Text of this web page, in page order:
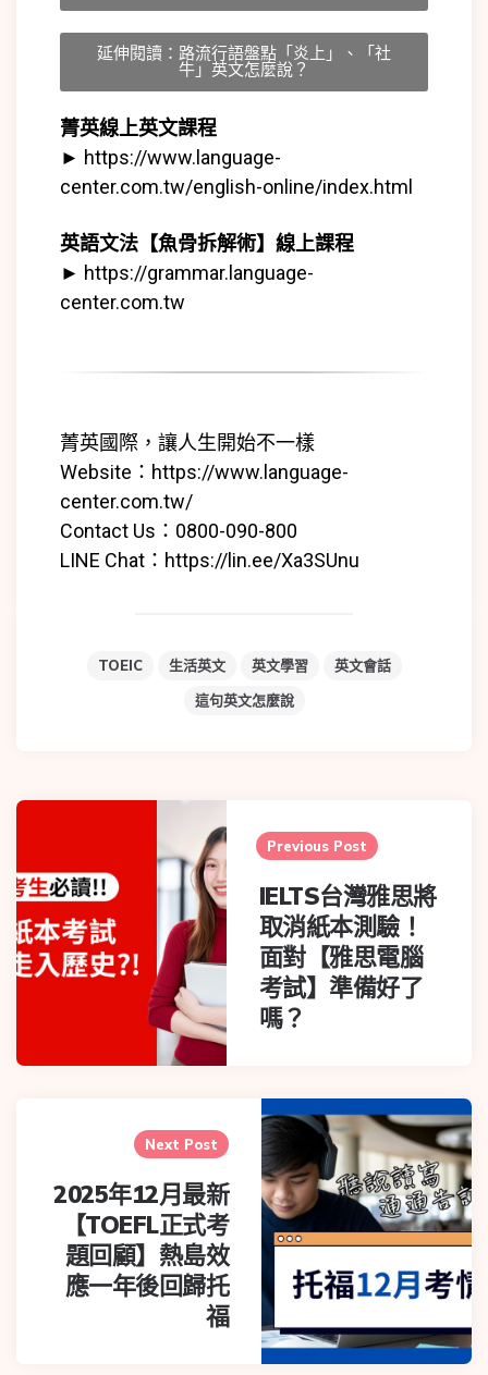
延伸閱讀：路流行語盤點「炎上」、「社
牛」英文怎麼說？
菁英線上英文課程
► https://www.language-
center.com.tw/english-online/index.html
英語文法【魚骨拆解術】線上課程
► https://grammar.language-
center.com.tw
菁英國際，讓人生開始不一樣
Website： https://www.language-
center.com.tw/
Contact Us：0800-090-800
LINE Chat： https://lin.ee/Xa3SUnu
TOEIC 生活英文 英文學習
英文會話
這句英文怎麼說
Previous Post
IELTS台灣雅思將
取消紙本測驗！
面對【雅思電腦
考試】準備好了
嗎？
Next Post
2025年12月最新
【TOEFL正式考
題回顧】熱島效
應一年後回歸托
福